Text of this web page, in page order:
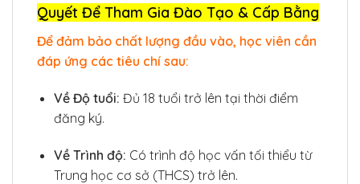
Quyết Để Tham Gia Đào Tạo & Cấp Bằng
Để đảm bảo chất lượng đầu vào, học viên cần
đáp ứng các tiêu chí sau:
Về Độ tuổi: Đủ 18 tuổi trở lên tại thời điểm
đăng ký.
Về Trình độ: Có trình độ học vấn tối thiểu từ
Trung học cơ sở (THCS) trở lên.